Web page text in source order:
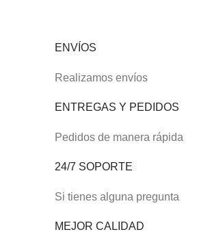
ENVÍOS
Realizamos envíos
ENTREGAS Y PEDIDOS
Pedidos de manera rápida
24/7 SOPORTE
Si tienes alguna pregunta
MEJOR CALIDAD